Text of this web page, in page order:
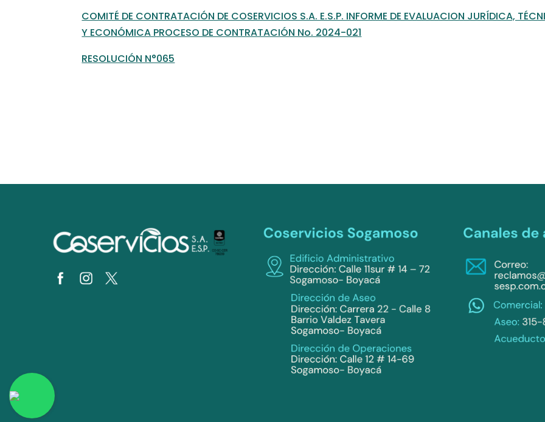
COMITÉ DE CONTRATACIÓN DE COSERVICIOS S.A. E.S.P. INFORME DE EVALUACION JURÍDICA,
Y ECONÓMICA PROCESO DE CONTRATACIÓN No. 2024-021
RESOLUCIÓN N°065